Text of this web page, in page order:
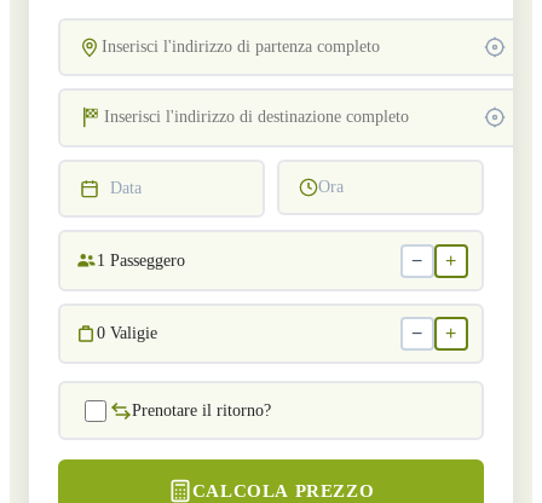
Data Ora
1 Passeggero − +
0 Valigie − +
Prenotare il ritorno?
CALCOLA PREZZO